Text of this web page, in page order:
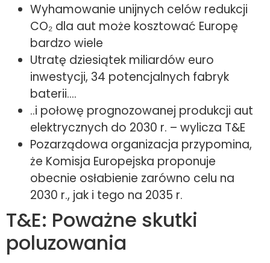
Wyhamowanie unijnych celów redukcji
CO₂ dla aut może kosztować Europę
bardzo wiele
Utratę dziesiątek miliardów euro
inwestycji, 34 potencjalnych fabryk
baterii….
..i połowę prognozowanej produkcji aut
elektrycznych do 2030 r. – wylicza T&E
Pozarządowa organizacja przypomina,
że Komisja Europejska proponuje
obecnie osłabienie zarówno celu na
2030 r., jak i tego na 2035 r.
T&E: Poważne skutki
poluzowania